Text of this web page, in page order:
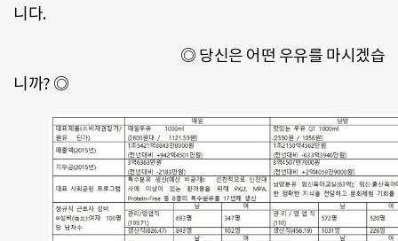
니다.
◎ 당신은 어떤 우유를 마시겠습
니까? ◎